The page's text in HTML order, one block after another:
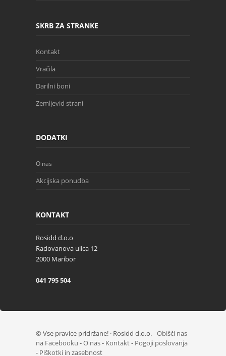
SKRB ZA STRANKE
Kontakt
Vračila
Darilni boni
Zemljevid strani
DODATKI
O nas
Akcijska ponudba
KONTAKT
Rosidd d.o.o
Radovanova ulica 12
2000 Maribor
041 795 504
©Vse pravice pridržane! · Rosidd d.o.o. -Obišči nas
na Facebooku -O nas- Kontakt- Pogoji poslovanja
- Piškotki in zasebnost